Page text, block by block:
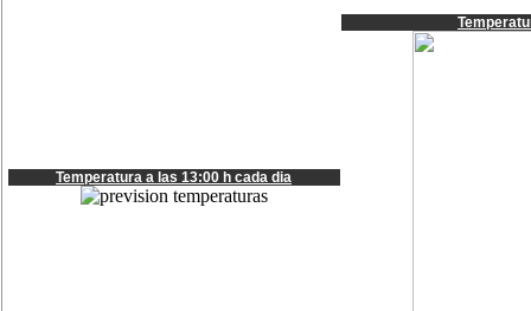
Temperatura a las 13:00 h cada dia